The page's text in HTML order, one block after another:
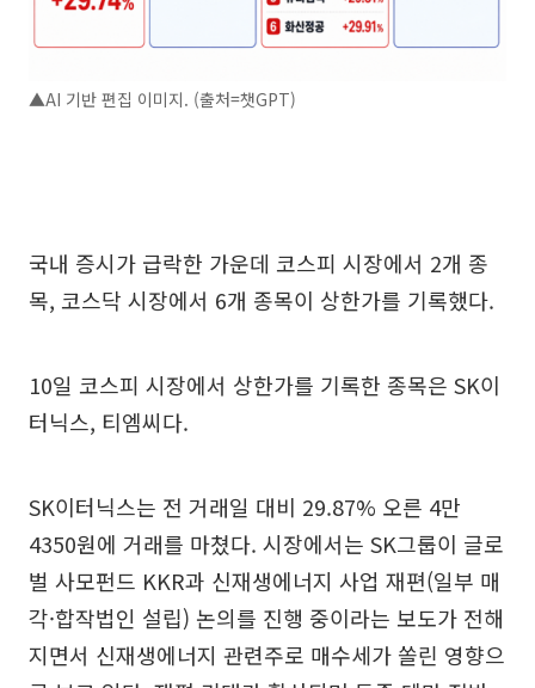
▲AI 기반 편집 이미지. (출처=챗GPT)
국내 증시가 급락한 가운데 코스피 시장에서 2개 종
목, 코스닥 시장에서 6개 종목이 상한가를 기록했다.
10일 코스피 시장에서 상한가를 기록한 종목은 SK이
터닉스, 티엠씨다.
SK이터닉스는 전 거래일 대비 29.87% 오른 4만
4350원에 거래를 마쳤다. 시장에서는 SK그룹이 글로
벌 사모펀드 KKR과 신재생에너지 사업 재편(일부 매
각·합작법인 설립) 논의를 진행 중이라는 보도가 전해
지면서 신재생에너지 관련주로 매수세가 쏠린 영향으